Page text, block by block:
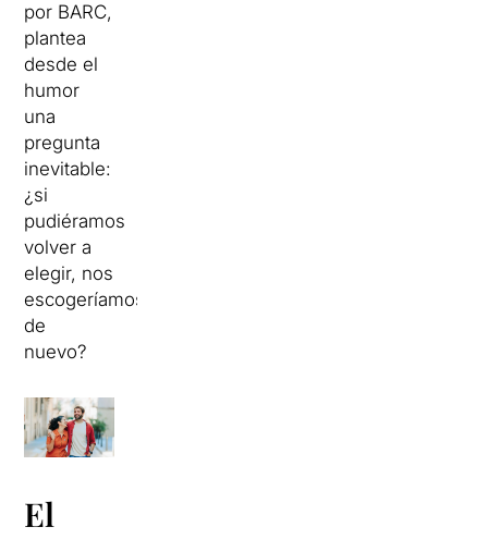
por BARC,
plantea
desde el
humor
una
pregunta
inevitable:
¿si
pudiéramos
volver a
elegir, nos
escogeríamos
de
nuevo?
El